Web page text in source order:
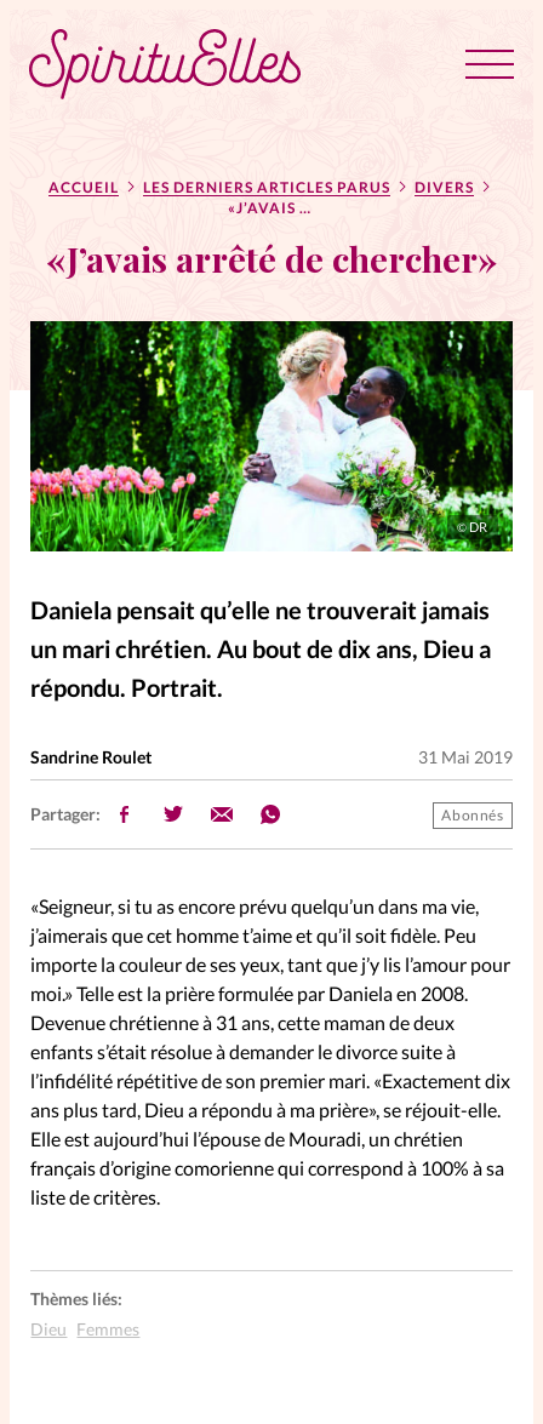
Tous les articles
Actus
Actus au féminin
Astuces
Bible
Chroniques
Dossiers
Edito
Entre4yeux
L'anecdote
La Bible au féminin
Lifestyle
Littérature
PersonnElles
RelationnElles
Shopping Spi
Si(x) simple de...
SpirituElles
Vive la famille
Aujourd’hui!
ACCUEIL LES DERNIERS ARTICLES PARUS
DIVERS
«J’AVAIS ARRÊTÉ DE CHERCHER»
«J’avais arrêté de chercher»
©DR
Daniela pensait qu’elle ne trouverait jamais
un mari chrétien. Au bout de dix ans, Dieu a
répondu. Portrait.
Sandrine Roulet 31 Mai 2019
Partager: Abonnés
«Seigneur, si tu as encore prévu quelqu’un dans ma vie,
j’aimerais que cet homme t’aime et qu’il soit fidèle. Peu
importe la couleur de ses yeux, tant que j’y lis l’amour pour
moi.» Telle est la prière formulée par Daniela en 2008.
Devenue chrétienne à 31 ans, cette maman de deux
enfants s’était résolue à demander le divorce suite à
l’infidélité répétitive de son premier mari. «Exactement dix
ans plus tard, Dieu a répondu à ma prière», se réjouit-elle.
Elle est aujourd’hui l’épouse de Mouradi, un chrétien
français d’origine comorienne qui correspond à 100% à sa
liste de critères.
Thèmes liés:
Dieu Femmes